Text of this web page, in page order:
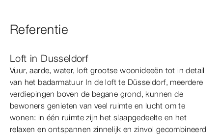
Referentie
Loft in Dusseldorf
Vuur, aarde, water, loft grootse woonideeën tot in detail
van het badarmatuur In de loft te Düsseldorf, meerdere
verdiepingen boven de begane grond, kunnen de
bewoners genieten van veel ruimte en lucht om te
wonen: in één ruimte zijn het slaapgedeelte en het
relaxen en ontspannen zinnelijk en zinvol gecombineerd